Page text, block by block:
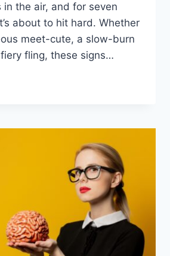
the air, and for seven
about to hit hard. Whether
meet-cute, a slow-burn
fling, these signs…